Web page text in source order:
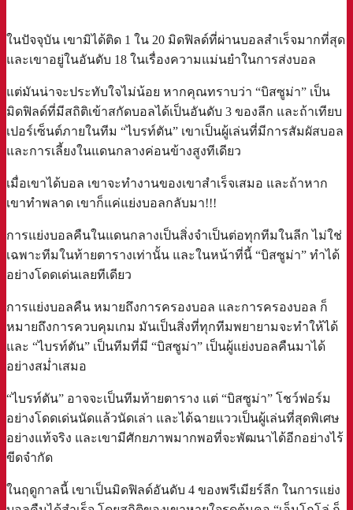
ในปัจจุบัน เขามิได้ติด 1 ใน 20 มิดฟิลด์ที่ผ่านบอลสำเร็จมากที่สุด
และเขาอยู่ในอันดับ 18 ในเรื่องความแม่นยำในการส่งบอล
แต่มันน่าจะประทับใจไม่น้อย หากคุณทราบว่า “บิสซูม่า” เป็น
มิดฟิลด์ที่มีสถิติเข้าสกัดบอลได้เป็นอันดับ 3 ของลีก และถ้าเทียบ
เปอร์เซ็นต์ภายในทีม “ไบรท์ตัน” เขาเป็นผู้เล่นที่มีการสัมผัสบอล
และการเลี้ยงในแดนกลางค่อนข้างสูงทีเดียว
เมื่อเขาได้บอล เขาจะทำงานของเขาสำเร็จเสมอ และถ้าหาก
เขาทำพลาด เขาก็แค่แย่งบอลกลับมา!!!
การแย่งบอลคืนในแดนกลางเป็นสิ่งจำเป็นต่อทุกทีมในลีก ไม่ใช่
เฉพาะทีมในท้ายตารางเท่านั้น และในหน้าที่นี้ “บิสซูม่า” ทำได้
อย่างโดดเด่นเลยทีเดียว
การแย่งบอลคืน หมายถึงการครองบอล และการครองบอล ก็
หมายถึงการควบคุมเกม มันเป็นสิ่งที่ทุกทีมพยายามจะทำให้ได้
และ “ไบรท์ตัน” เป็นทีมที่มี “บิสซูม่า” เป็นผู้แย่งบอลคืนมาได้
อย่างสม่ำเสมอ
“ไบรท์ตัน” อาจจะเป็นทีมท้ายตาราง แต่ “บิสซูม่า” โชว์ฟอร์ม
อย่างโดดเด่นนัดแล้วนัดเล่า และได้ฉายแววเป็นผู้เล่นที่สุดพิเศษ
อย่างแท้จริง และเขามีศักยภาพมากพอที่จะพัฒนาได้อีกอย่างไร้
ขีดจำกัด
ในฤดูกาลนี้ เขาเป็นมิดฟิลด์อันดับ 4 ของพรีเมียร์ลีก ในการแย่ง